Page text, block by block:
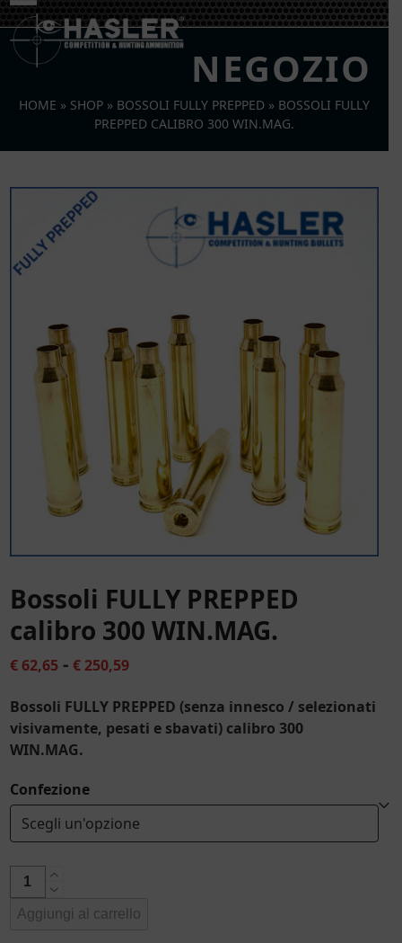
Skip
to
content
Open
mobile
Close
mobile
NEGOZIO
HOME » SHOP » BOSSOLI FULLY PREPPED » BOSSOLI FULLY
PREPPED CALIBRO 300 WIN.MAG.
Bossoli FULLY PREPPED
calibro 300 WIN.MAG.
€62,65 - €250,59Fascia
prezzo:
€ 250,59
Bossoli FULLY PREPPED (senza innesco / selezionati
visivamente, pesati e sbavati) calibro 300
WIN.MAG.
Confezione
Bossoli
FULLY
PREPPED
Aggiungi al carrello